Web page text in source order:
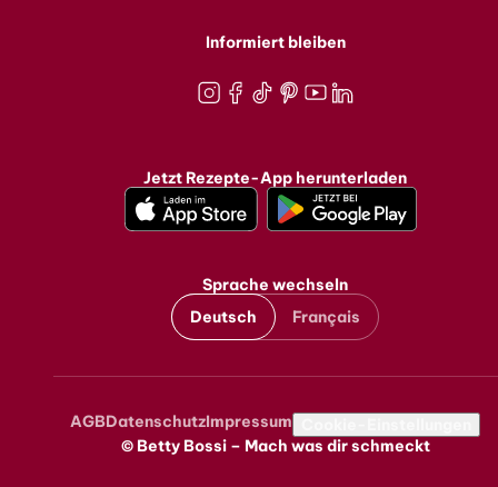
Informiert bleiben
Jetzt Rezepte-App herunterladen
Sprache wechseln
Deutsch
Français
Metanavigation
AGBDatenschutzImpressum
© Betty Bossi – Mach was dir schmeckt